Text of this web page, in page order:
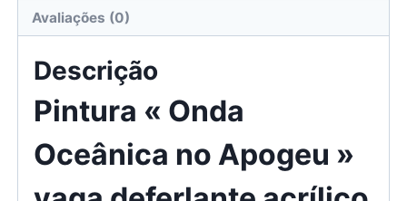
Apogeu
»
vaga
acrílico
tela
Avaliações (0)
Descrição
Pintura « Onda
Oceânica no Apogeu »